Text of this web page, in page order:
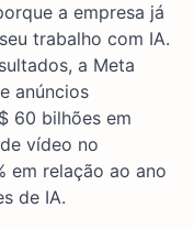
a empresa já
trabalho com IA.
a Meta
anúncios
60 bilhões em
vídeo no
em relação ao ano
de IA.